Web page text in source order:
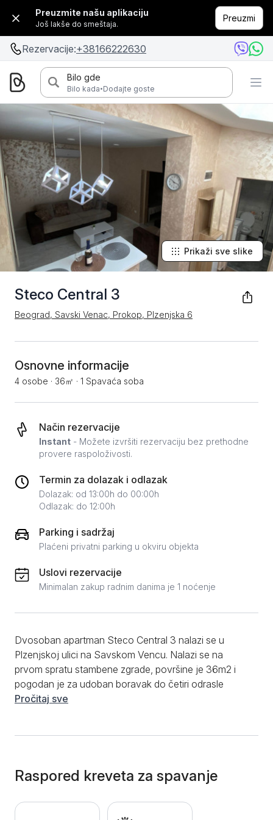
Preuzmite našu aplikaciju
Još lakše do smeštaja.
Preuzmi
Rezervacije:+38166222630
Bilo gde
Bilo kada·Dodajte goste
Steco Central 3
Beograd, Savski Venac, Prokop, Plzenjska 6
Prikaži sve slike
Osnovne informacije
4 osobe · 36㎡ · 1 Spavaća soba
Način rezervacije
Instant - Možete izvršiti rezervaciju bez prethodne
provere raspoloživosti.
Termin za dolazak i odlazak
Dolazak: od 13:00h do 00:00h
Odlazak: do 12:00h
Parking i sadržaj
Plaćeni privatni parking u okviru objekta
Uslovi rezervacije
Minimalan zakup radnim danima je 1 noćenje
Dvosoban apartman Steco Central 3 nalazi se u
Plzenjskoj ulici na Savskom Vencu. Nalazi se na
prvom spratu stambene zgrade, površine je 36m2 i
pogodan je za udoban boravak do četiri odrasle
osobe. Sastoji se od velike dnevne sobe sa udobnom
kabinu, kao i obezbeđenu kozmeziku koja će olakšati
boravak u apartmanu. Od dodatnih pogodnosti je
gostima na raspolaganju besplatan WiFi internet, LCD
TV sa kablovskim kanalima, čisti peškiri i čista
Pročitaj sve
Raspored kreveta za spavanje